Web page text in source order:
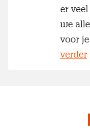
er
we
voor
verder